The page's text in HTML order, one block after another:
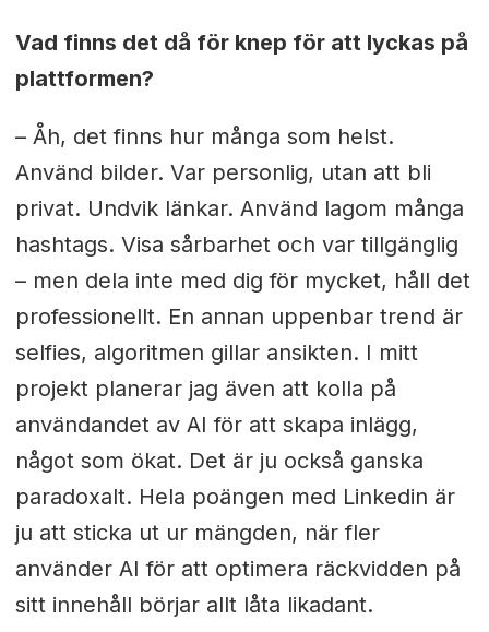
Vad finns det då för knep för att lyckas på
plattformen?
– Åh, det finns hur många som helst.
Använd bilder. Var personlig, utan att bli
privat. Undvik länkar. Använd lagom många
hashtags. Visa sårbarhet och var tillgänglig
– men dela inte med dig för mycket, håll det
professionellt. En annan uppenbar trend är
selfies, algoritmen gillar ansikten. I mitt
projekt planerar jag även att kolla på
användandet av AI för att skapa inlägg,
något som ökat. Det är ju också ganska
paradoxalt. Hela poängen med Linkedin är
ju att sticka ut ur mängden, när fler
använder AI för att optimera räckvidden på
sitt innehåll börjar allt låta likadant.